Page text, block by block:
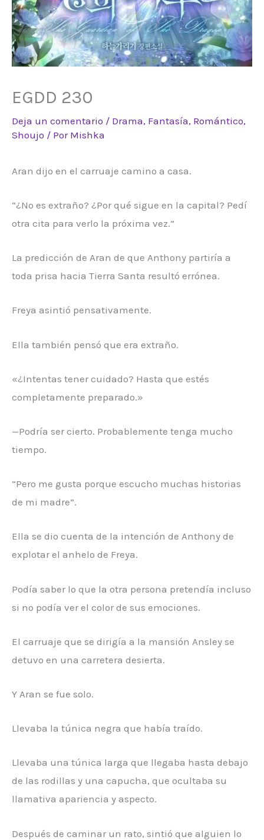
EGDD 230
Deja un comentario / Drama, Fantasía, Romántico,
Shoujo / Por Mishka
Aran dijo en el carruaje camino a casa.
“¿No es extraño? ¿Por qué sigue en la capital? Pedí
otra cita para verlo la próxima vez.”
La predicción de Aran de que Anthony partiría a
toda prisa hacia Tierra Santa resultó errónea.
Freya asintió pensativamente.
Ella también pensó que era extraño.
«¿Intentas tener cuidado? Hasta que estés
completamente preparado.»
—Podría ser cierto. Probablemente tenga mucho
tiempo.
“Pero me gusta porque escucho muchas historias
de mi madre”.
Ella se dio cuenta de la intención de Anthony de
explotar el anhelo de Freya.
Podía saber lo que la otra persona pretendía incluso
si no podía ver el color de sus emociones.
El carruaje que se dirigía a la mansión Ansley se
detuvo en una carretera desierta.
Y Aran se fue solo.
Llevaba la túnica negra que había traído.
Llevaba una túnica larga que llegaba hasta debajo
de las rodillas y una capucha, que ocultaba su
llamativa apariencia y aspecto.
Después de caminar un rato, sintió que alguien lo